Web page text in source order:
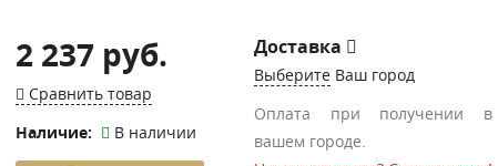
2 237 руб.
Сравнить товар
Наличие:
В наличии
Доставка
Выберите Ваш город
Оплата при получении в
вашем городе.